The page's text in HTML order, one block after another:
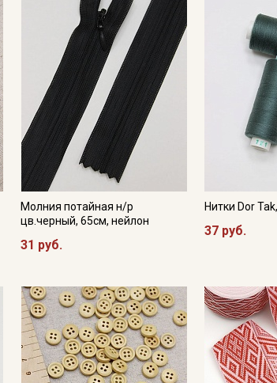
Молния потайная н/р
цв.черный, 65см, нейлон
31 руб.
Нитки Dor
37 руб.
Согласие